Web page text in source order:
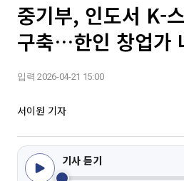
중기부, 인도서 K-
구축…한인 창업가
입력 2026-04-21 15:00
서이원 기자
기사 듣기